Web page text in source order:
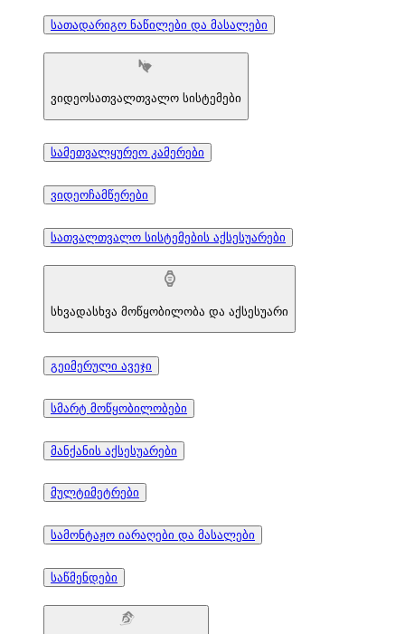
სათადარიგო ნაწილები და მასალები
ვიდეოსათვალთვალო სისტემები
სამეთვალყურეო კამერები
ვიდეოჩამწერები
სათვალთვალო სისტემების აქსესუარები
სხვადასხვა მოწყობილობა და აქსესუარი
გეიმერული ავეჯი
სმარტ მოწყობილობები
მანქანის აქსესუარები
მულტიმეტრები
სამონტაჟო იარაღები და მასალები
საწმენდები